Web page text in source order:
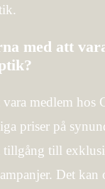
med att
vara medlem hos
priser på
tillgång till
Det kan